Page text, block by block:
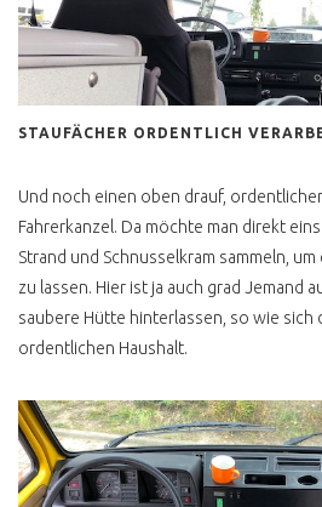
T3 KAUFBERATUNG AB
1986
T3 PORSCHE BUS B32
T3 SYNCRO 16 ZOLL
JOKER
DOPPELKABINE PRITSCHE
DEHLER
FAKE WESTI T3
LAST LIMITED EDITION
MULTIVAN VERKACKT
STAUFÄCHER ORDENTLICH
Und noch einen oben drauf,
Fahrerkanzel. Da möchte man direkt
Strand und Schnusselkram sammeln,
zu lassen. Hier ist ja auch grad Jemand
saubere Hütte hinterlassen, so wie sich
ordentlichen Haushalt.